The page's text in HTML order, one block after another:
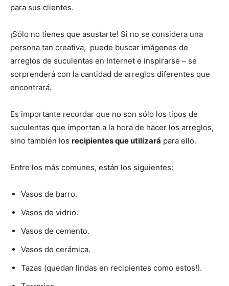
para sus clientes.
¡Sólo no tienes que asustarte! Si no se considera una
persona tan creativa, puede buscar imágenes de
arreglos de suculentas en Internet e inspirarse – se
sorprenderá con la cantidad de arreglos diferentes que
encontrará.
Es importante recordar que no son sólo los tipos de
suculentas que importan a la hora de hacer los arreglos,
sino también los recipientes que utilizará para ello.
Entre los más comunes, están los siguientes:
Vasos de barro.
Vasos de vidrio.
Vasos de cemento.
Vasos de cerámica.
Tazas (quedan lindas en recipientes como estos!).